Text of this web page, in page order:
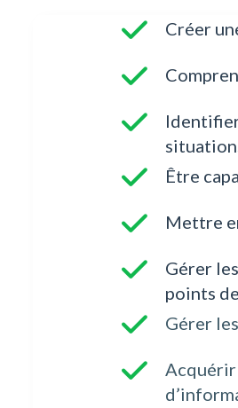
Créer
Être
Mettre
Gérer
points
Gérer
Acquérir